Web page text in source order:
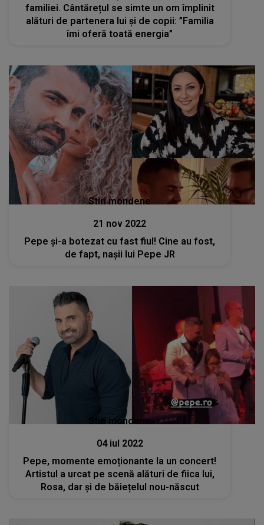
familiei. Cântărețul se simte un om împlinit
alături de partenera lui și de copii: ”Familia
îmi oferă toată energia”
Stiri mondene
21 nov 2022
Pepe și-a botezat cu fast fiul! Cine au fost,
de fapt, nașii lui Pepe JR
Stiri mondene
04 iul 2022
Pepe, momente emoționante la un concert!
Artistul a urcat pe scenă alături de fiica lui,
Rosa, dar și de băiețelul nou-născut